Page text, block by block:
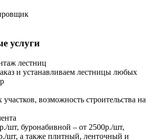
услуги
лестниц
и устанавливаем лестницы любых
возможность строительства на
шт, буронабивной – от 2500р./шт,
шт, а также плитный, ленточный и